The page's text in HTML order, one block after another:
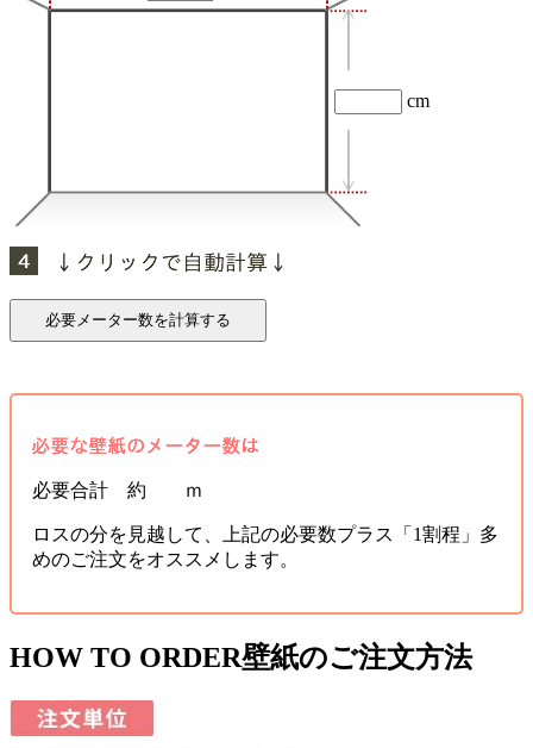
cm
必要合計 約 ｍ
ロスの分を見越して、上記の必要数プラス「1割程」多
めのご注文をオススメします。
HOW TO ORDER壁紙のご注文方法